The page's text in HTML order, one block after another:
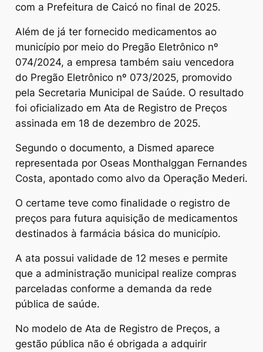
com a Prefeitura de Caicó no final de 2025.
Além de já ter fornecido medicamentos ao
município por meio do Pregão Eletrônico nº
074/2024, a empresa também saiu vencedora
do Pregão Eletrônico nº 073/2025, promovido
pela Secretaria Municipal de Saúde. O resultado
foi oficializado em Ata de Registro de Preços
assinada em 18 de dezembro de 2025.
Segundo o documento, a Dismed aparece
representada por Oseas Monthalggan Fernandes
Costa, apontado como alvo da Operação Mederi.
O certame teve como finalidade o registro de
preços para futura aquisição de medicamentos
destinados à farmácia básica do município.
A ata possui validade de 12 meses e permite
que a administração municipal realize compras
parceladas conforme a demanda da rede
pública de saúde.
No modelo de Ata de Registro de Preços, a
gestão pública não é obrigada a adquirir